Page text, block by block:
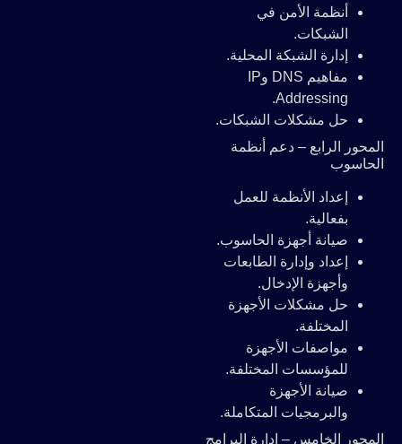
أنظمة الأمن في
الشبكات.
إدارة الشبكة المحلية.
مفاهيم DNS وIP
Addressing.
حل مشكلات الشبكات.
المحور الرابع – دعم أنظمة
الحاسوب
إعداد الأنظمة للعمل
بفعالية.
صيانة أجهزة الحاسوب.
إعداد وإدارة الطابعات
وأجهزة الإدخال.
حل مشكلات الأجهزة
المختلفة.
مواصفات الأجهزة
للمؤسسات المختلفة.
صيانة الأجهزة
والبرمجيات المتكاملة.
المحور الخامس – إدارة البرامج